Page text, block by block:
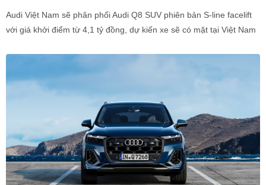
Audi Việt Nam sẽ phân phối Audi Q8 SUV phiên bản S-line facelift
với giá khởi điểm từ 4,1 tỷ đồng, dự kiến xe sẽ có mặt tại Việt Nam